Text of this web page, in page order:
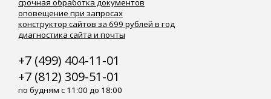
срочная обработка документов
оповещение при запросах
конструктор сайтов за 699 рублей в год
диагностика сайта и почты
+7 (499) 404-11-01
+7 (812) 309-51-01
по будням с 11:00 до 18:00